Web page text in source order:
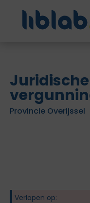
Provincie Overijssel
Verlopen op: